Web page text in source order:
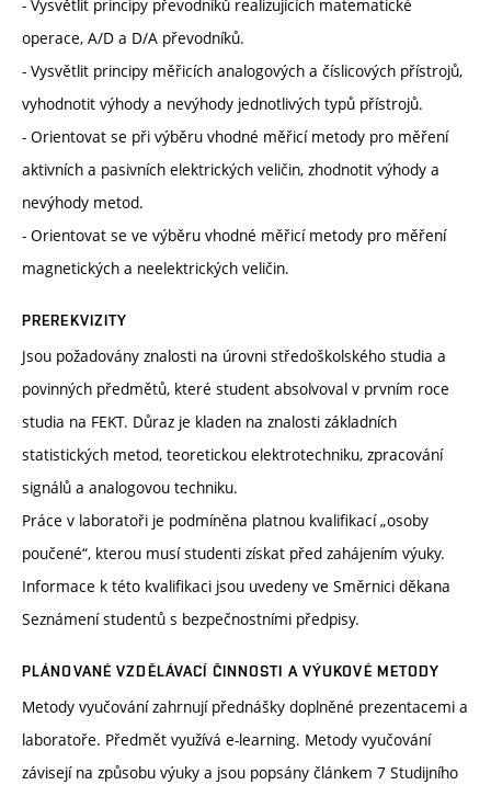
- Vysvětlit principy převodníků realizujících matematické
operace, A/D a D/A převodníků.
- Vysvětlit principy měřicích analogových a číslicových přístrojů,
vyhodnotit výhody a nevýhody jednotlivých typů přístrojů.
- Orientovat se při výběru vhodné měřicí metody pro měření
aktivních a pasivních elektrických veličin, zhodnotit výhody a
nevýhody metod.
- Orientovat se ve výběru vhodné měřicí metody pro měření
magnetických a neelektrických veličin.
PREREKVIZITY
Jsou požadovány znalosti na úrovni středoškolského studia a
povinných předmětů, které student absolvoval v prvním roce
studia na FEKT. Důraz je kladen na znalosti základních
statistických metod, teoretickou elektrotechniku, zpracování
signálů a analogovou techniku.
Práce v laboratoři je podmíněna platnou kvalifikací „osoby
poučené“, kterou musí studenti získat před zahájením výuky.
Informace k této kvalifikaci jsou uvedeny ve Směrnici děkana
Seznámení studentů s bezpečnostními předpisy.
PLÁNOVANÉ VZDĚLÁVACÍ ČINNOSTI A VÝUKOVÉ METODY
Metody vyučování zahrnují přednášky doplněné prezentacemi a
laboratoře. Předmět využívá e-learning. Metody vyučování
závisejí na způsobu výuky a jsou popsány článkem 7 Studijního